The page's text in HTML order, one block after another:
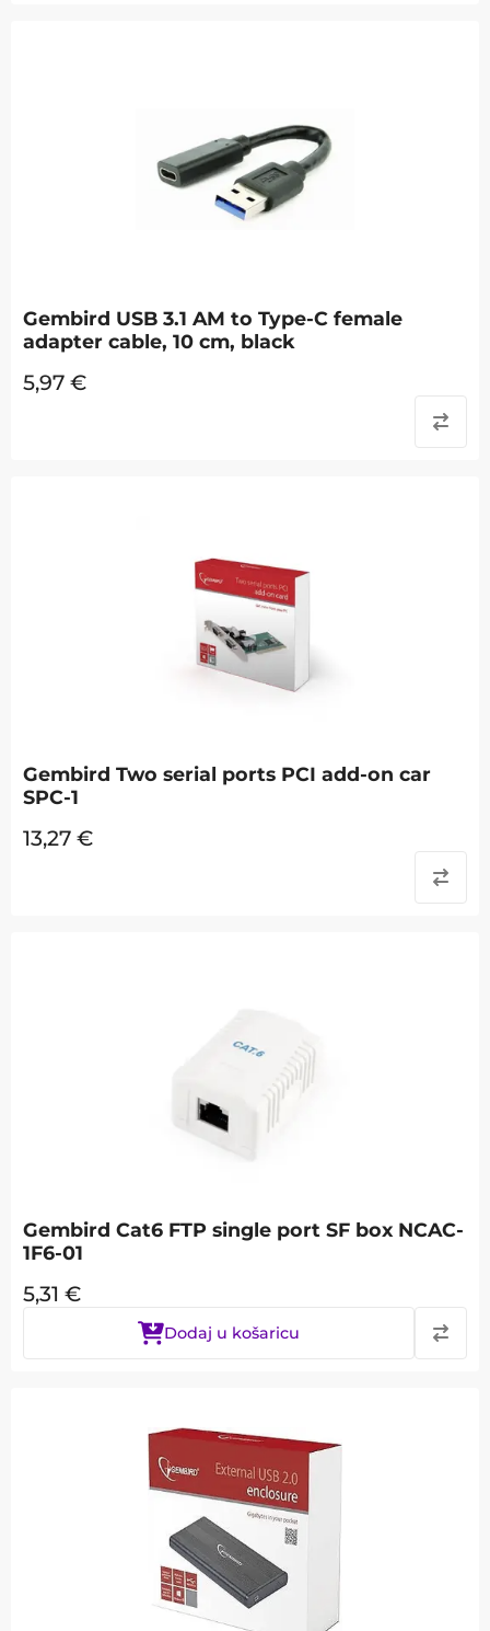
Gembird USB 3.1 AM to Type-C female
adapter cable, 10 cm, black
5,97 €
Gembird Two serial ports PCI add-on car
SPC-1
13,27 €
Gembird Cat6 FTP single port SF box NCAC-
1F6-01
5,31 €
Dodaj u košaricu